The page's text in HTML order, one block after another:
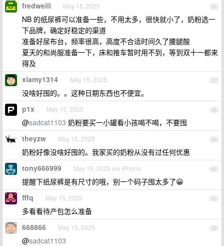
36
fredweili May 15, 2025
NB 的纸尿裤可以准备一些，不用太多，很快就小了，奶粉选一
下品牌，确定好稳定的渠道
准备好尿布台，频率很高，高度不合适时间久了腰腿酸
夏天的和尚服准备一下，床和推车暂时用不到，等到双十一都来
得及
37
xiamy1314 May 15, 2025
没啥好囤的。。这种日期东西也不便宜。
38
p1x May 15, 2025
@sadcat1103 奶粉要买一小罐看小孩喝不喝，不要囤
39
theyzw May 15, 2025
奶粉好像没啥好囤的。我家买的奶粉从没有过任何优惠
40
tony666999 May 15, 2025 via iPhone
提醒下纸尿裤是有尺寸的哦，别一个码子囤太多了😀
41
fffq May 15, 2025
多看看待产包怎么准备
42
668866 May 15, 2025
@sadcat1103